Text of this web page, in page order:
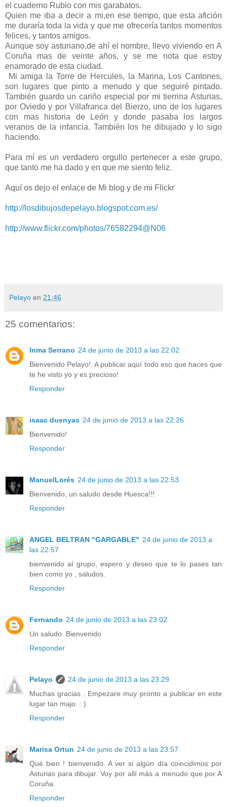
el cuaderno Rubio con mis garabatos.
Quien me iba a decir a mi,en ese tiempo, que esta afición
me duraría toda la vida y que me ofrecería tantos momentos
felices, y tantos amigos.
Aunque soy asturiano,de ahí el nombre, llevo viviendo en A
Coruña mas de veinte años, y se me nota que estoy
enamorado de esta ciudad.
Mi amiga la Torre de Hercules, la Marina, Los Cantones,
son lugares que pinto a menudo y que seguiré pintado.
También guardo un cariño especial por mi tierrina Asturias,
por Oviedo y por Villafranca del Bierzo, uno de los lugares
con mas historia de León y donde pasaba los largos
veranos de la infancia. También los he dibujado y lo sigo
haciendo.
Para mí es un verdadero orgullo pertenecer a este grupo,
que tanto me ha dado y en que me siento feliz.
Aquí os dejo el enlace de Mi blog y de mi Flickr
http://losdibujosdepelayo.blogspot.com.es/
http://www.flickr.com/photos/76582294@N06
Pelayo en 21:46
25 comentarios:
Inma Serrano 24 de junio de 2013 a las 22:02
Bienvenido Pelayo!. A publicar aquí todo eso que haces que
te he visto yo y es precioso!
Responder
isaac duenyas 24 de junio de 2013 a las 22:26
Bienvenido!
Responder
ManuelLorés 24 de junio de 2013 a las 22:53
Bienvenido, un saludo desde Huesca!!!
Responder
ANGEL BELTRAN "GARGABLE" 24 de junio de 2013 a
las 22:57
bienvenido al grupo, espero y deseo que te lo pases tan
bien como yo , saludos.
Responder
Fernando 24 de junio de 2013 a las 23:02
Un saludo. Bienvenido
Responder
Pelayo
24 de junio de 2013 a las 23:29
Muchas gracias . Empezare muy pronto a publicar en este
lugar tan majo. : )
Responder
Marisa Ortun 24 de junio de 2013 a las 23:57
Qué bien ! bienvenido. A ver si algún día coincidimos por
Asturias para dibujar. Voy por allí más a menudo que por A
Coruña.
Responder